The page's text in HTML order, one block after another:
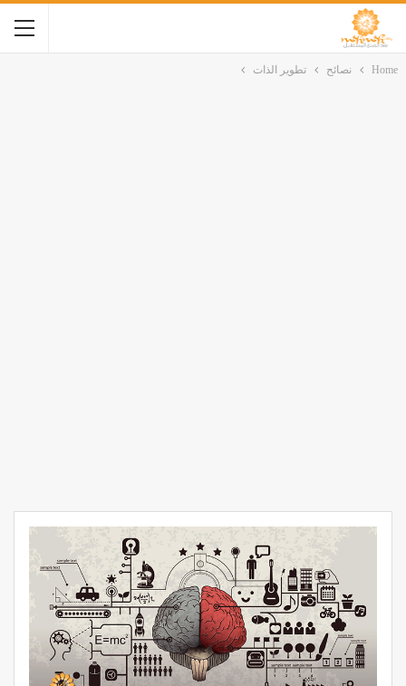
Home نصائح تطوير الذات